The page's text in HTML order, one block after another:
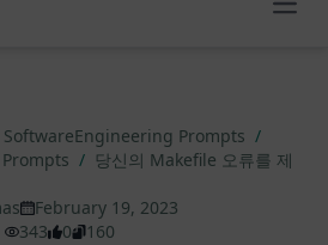
SoftwareEngineering Prompts /
/ 당신의 Makefile 오류를 제
February 19, 2023
343
0 160